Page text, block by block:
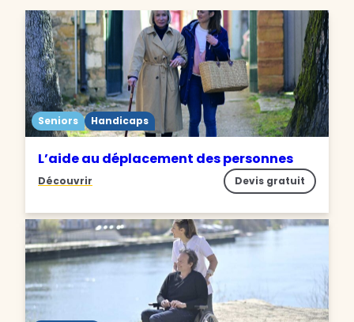
Seniors Handicaps
L’aide au déplacement des personnes
Découvrir Devis gratuit